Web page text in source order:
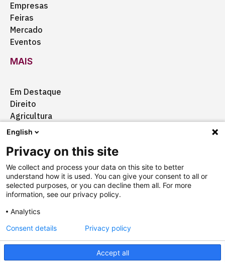
Empresas
Feiras
Mercado
Eventos
MAIS
Em Destaque
Direito
Agricultura
Certificação
Aquisições
Copyright © 2025 Câmara Brasil-Alemanha
Termos
Designed byagência ili
English
Privacy on this site
We collect and process your data on this site to better
understand how it is used. You can give your consent to all or
selected purposes, or you can decline them all. For more
information, see our privacy policy.
Analytics
Accept all
Consent details Privacy policy